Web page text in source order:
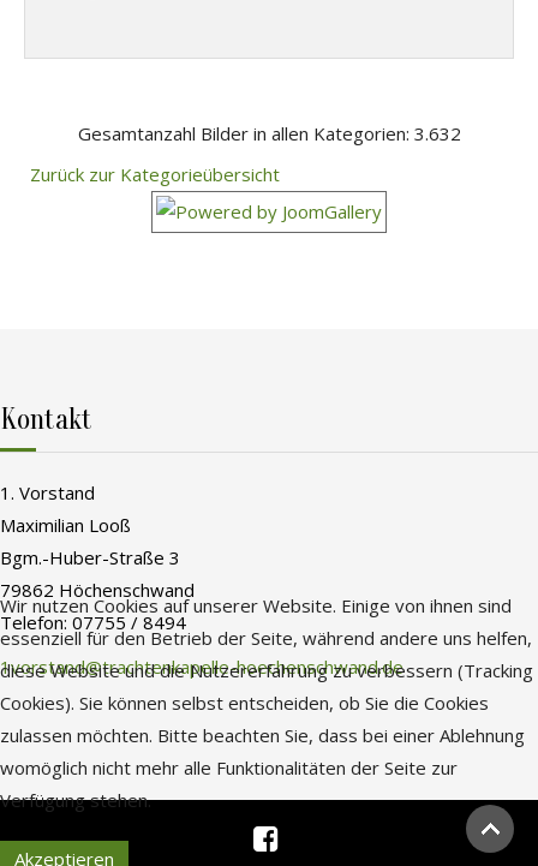
Gesamtanzahl Bilder in allen Kategorien: 3.632
Zurück zur Kategorieübersicht
Kontakt
1. Vorstand
Maximilian Looß
Bgm.-Huber-Straße 3
79862 Höchenschwand
Telefon: 07755 / 8494
1vorstand@trachtenkapelle-hoechenschwand.de
Wir nutzen Cookies auf unserer Website. Einige von ihnen sind
essenziell für den Betrieb der Seite, während andere uns helfen,
diese Website und die Nutzererfahrung zu verbessern (Tracking
Cookies). Sie können selbst entscheiden, ob Sie die Cookies
zulassen möchten. Bitte beachten Sie, dass bei einer Ablehnung
womöglich nicht mehr alle Funktionalitäten der Seite zur
Verfügung stehen.
Akzeptieren